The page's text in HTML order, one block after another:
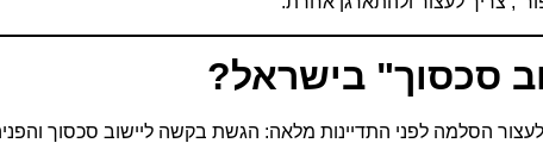
סכסוך" בישראל?
הסלמה לפני התדיינות מלאה: הגשת בקשה ליישוב סכסוך